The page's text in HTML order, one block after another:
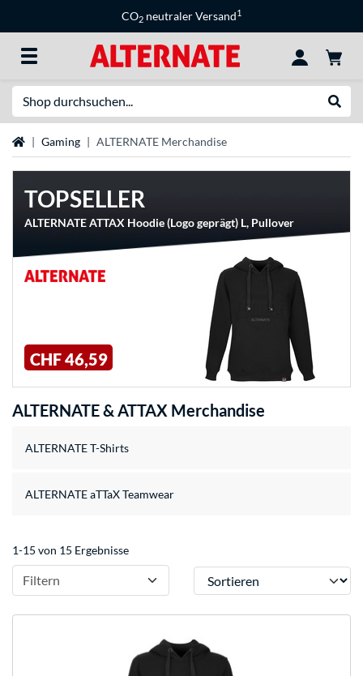
CO2 neutraler Versand1
StartseiteGaming ALTERNATE Merchandise
TOPSELLER
ALTERNATE ATTAX Hoodie (Logo geprägt) L, Pullover
CHF 46,59
ALTERNATE & ATTAX Merchandise
ALTERNATE T-Shirts
ALTERNATE aTTaX Teamwear
1-15 von 15 Ergebnisse
Filtern Sortieren